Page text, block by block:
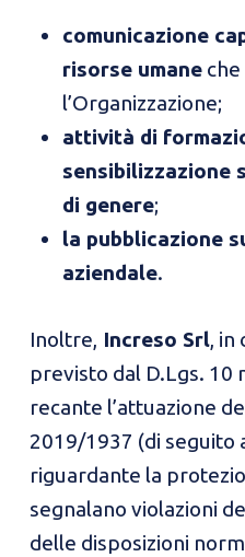
comunicazione
risorse umaneche
l’Organizzazione;
attività di
sensibilizzazione
di genere;
la pubblicazione
aziendale.
Inoltre, Increso Srl, in
previsto dal D.Lgs. 10
recante l’attuazione
2019/1937 (di seguito
riguardante la
segnalano violazioni
delle disposizioni